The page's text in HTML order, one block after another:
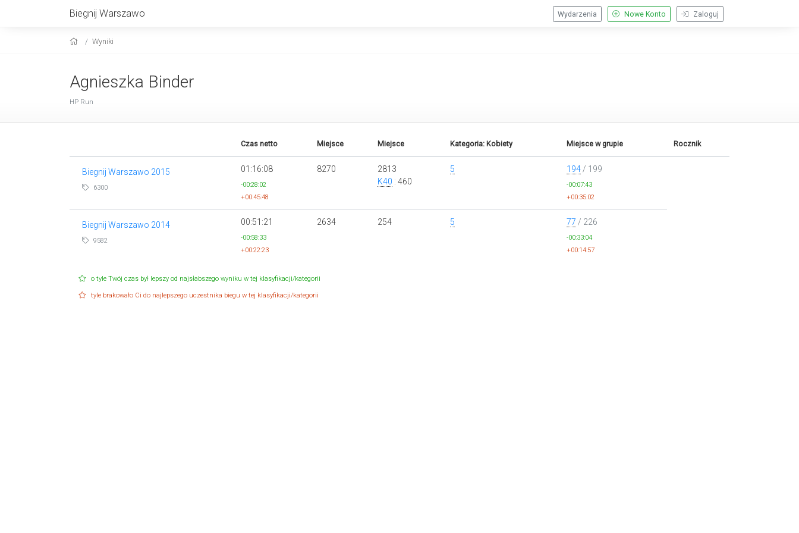
Biegnij Warszawo Zaloguj
Nowe Konto
Wydarzenia
Wyniki
Agnieszka Binder
HP Run
Czas netto Miejsce Miejsce Kategoria: Kobiety Miejsce w grupie Rocznik
Biegnij Warszawo 2015
6300
01:16:08
-00:28:02
+00:45:48
8270
2813
K40 : 460
5 194 / 199
-00:07:43
+00:35:02
Biegnij Warszawo 2014
9582
00:51:21
-00:58:33
+00:22:23
2634 254 5 77 / 226
-00:33:04
+00:14:57
o tyle Twój czas był lepszy od najsłabszego wyniku w tej klasyfikacji/kategorii
tyle brakowało Ci do najlepszego uczestnika biegu w tej klasyfikacji/kategorii